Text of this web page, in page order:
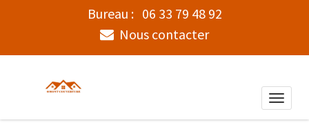
Bureau : 06 33 79 48 92
Nous contacter
Toggle